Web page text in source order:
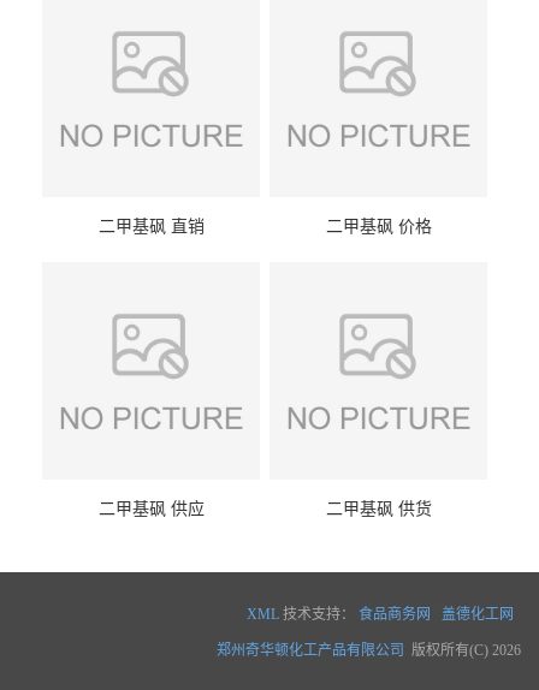
二甲基砜 直销 二甲基砜 价格
二甲基砜 供应 二甲基砜 供货
XML 技术支持： 食品商务网 盖德化工网
郑州奇华顿化工产品有限公司 版权所有(C) 2026